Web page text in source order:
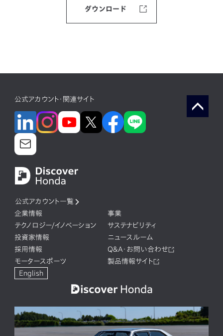
ダウンロード
公式アカウント・関連サイト
公式アカウント一覧
企業情報
事業
テクノロジー/イノベーション
サステナビリティ
投資家情報
ニュースルーム
採用情報
Q&A・お問い合わせ
モータースポーツ
製品情報サイト
English